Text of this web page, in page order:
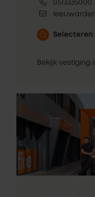
0513335000
Selecteren
Bekijk vestiging